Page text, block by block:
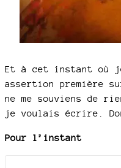
Et à cet instant où
assertion première
ne me souviens de
je voulais écrire.
Pour l’instant